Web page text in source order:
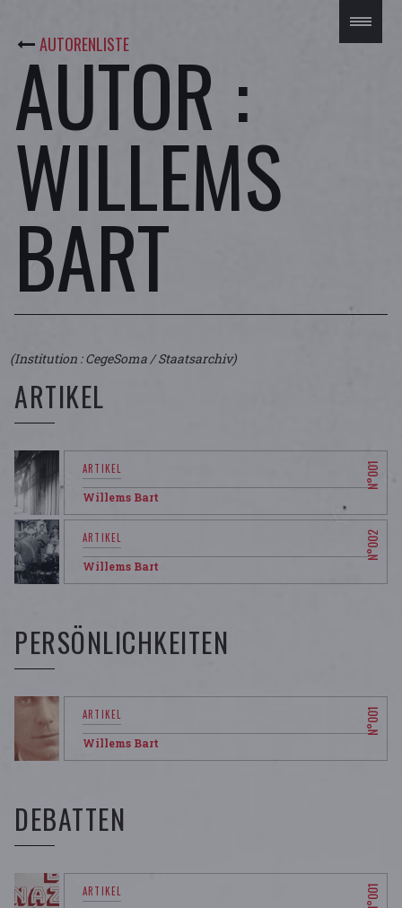
AUTORENLISTE
AUTOR :
WILLEMS
BART
(Institution : CegeSoma / Staatsarchiv)
ARTIKEL
Willems Bart
Willems Bart
PERSÖNLICHKEITEN
Willems Bart
DEBATTEN